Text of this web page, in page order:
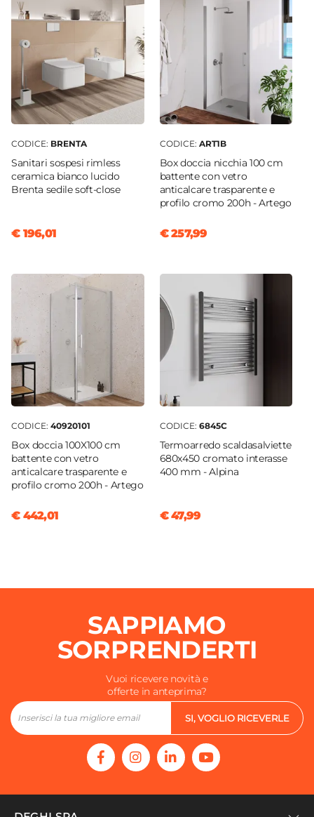
Caratteristiche Specchio
Con mensola
Applique
Non inclusa
CODICE: BRENTA
Sanitari sospesi rimless
ceramica bianco lucido
Brenta sedile soft-close
€ 196,01
CODICE: ART1B
Box doccia nicchia 100 cm
battente con vetro
anticalcare trasparente e
profilo cromo 200h - Artego
€ 257,99
CODICE: 40920101
Box doccia 100X100 cm
battente con vetro
anticalcare trasparente e
profilo cromo 200h - Artego
€ 442,01
CODICE: 6845C
Termoarredo scaldasalviette
680x450 cromato interasse
400 mm - Alpina
€ 47,99
SAPPIAMO
SORPRENDERTI
Vuoi ricevere novità e
offerte in anteprima?
SI, VOGLIO RICEVERLE